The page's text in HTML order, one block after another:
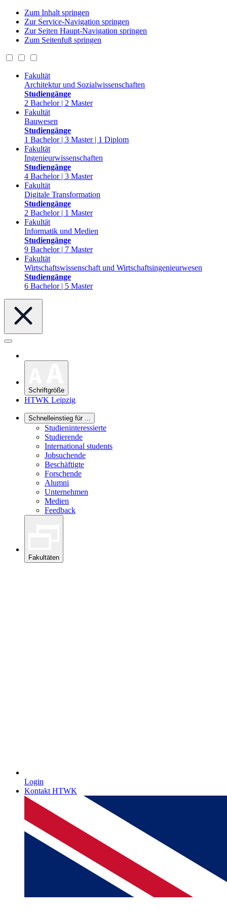
Zum Inhalt springen
Zur Service-Navigation springen
Zur Seiten Haupt-Navigation springen
Zum Seitenfuß springen
Fakultät
Architektur und Sozialwissenschaften
Studiengänge
2 Bachelor | 2 Master
Fakultät
Bauwesen
Studiengänge
1 Bachelor | 3 Master | 1 Diplom
Fakultät
Ingenieurwissenschaften
Studiengänge
4 Bachelor | 3 Master
Fakultät
Digitale Transformation
Studiengänge
2 Bachelor | 1 Master
Fakultät
Informatik und Medien
Studiengänge
9 Bachelor | 7 Master
Fakultät
Wirtschaftswissenschaft und Wirtschaftsingenieurwesen
Studiengänge
6 Bachelor | 5 Master
Schriftgröße
HTWK Leipzig
Schnelleinstieg für ...
Studieninteressierte
Studierende
International students
Jobsuchende
Beschäftigte
Forschende
Alumni
Unternehmen
Medien
Feedback
Fakultäten
Login
Kontakt HTWK